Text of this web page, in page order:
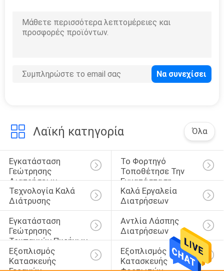
σπέρνοντας μηχανή
Λαϊκή κατηγορία Όλα
Εγκατάσταση
Γεώτρησης
Διατρήσεων
Φρεατίων Νερού
Το Φορτηγό
Τοποθέτησε Την
Εγκατάσταση
Γεώτρησης
Τρυπανιών
Τεχνολογία Καλά
Διάτρυσης
Καλά Εργαλεία
Διατρήσεων
Εγκατάσταση
Γεώτρησης
Τρυπανιών Πυρήνων
Αντλία Λάσπης
Διατρήσεων
Εξοπλισμός
Κατασκευής
Εξοπλισμός
Κατασκευής